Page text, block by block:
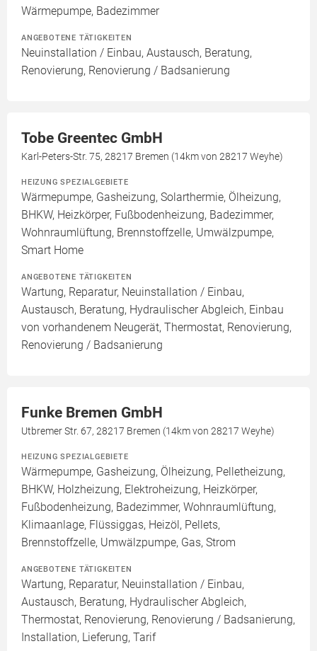
Wärmepumpe, Badezimmer
ANGEBOTENE TÄTIGKEITEN
Neuinstallation / Einbau, Austausch, Beratung,
Renovierung, Renovierung / Badsanierung
Tobe Greentec GmbH
Karl-Peters-Str. 75, 28217 Bremen (14km von 28217 Weyhe)
HEIZUNG SPEZIALGEBIETE
Wärmepumpe, Gasheizung, Solarthermie, Ölheizung,
BHKW, Heizkörper, Fußbodenheizung, Badezimmer,
Wohnraumlüftung, Brennstoffzelle, Umwälzpumpe,
Smart Home
ANGEBOTENE TÄTIGKEITEN
Wartung, Reparatur, Neuinstallation / Einbau,
Austausch, Beratung, Hydraulischer Abgleich, Einbau
von vorhandenem Neugerät, Thermostat, Renovierung,
Renovierung / Badsanierung
Funke Bremen GmbH
Utbremer Str. 67, 28217 Bremen (14km von 28217 Weyhe)
HEIZUNG SPEZIALGEBIETE
Wärmepumpe, Gasheizung, Ölheizung, Pelletheizung,
BHKW, Holzheizung, Elektroheizung, Heizkörper,
Fußbodenheizung, Badezimmer, Wohnraumlüftung,
Klimaanlage, Flüssiggas, Heizöl, Pellets,
Brennstoffzelle, Umwälzpumpe, Gas, Strom
ANGEBOTENE TÄTIGKEITEN
Wartung, Reparatur, Neuinstallation / Einbau,
Austausch, Beratung, Hydraulischer Abgleich,
Thermostat, Renovierung, Renovierung / Badsanierung,
Installation, Lieferung, Tarif